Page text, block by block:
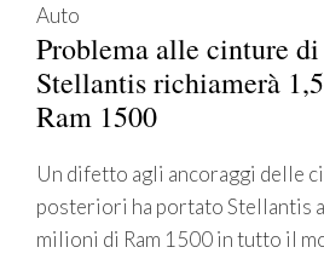
Auto
Problema alle cinture
Stellantis richiamerà
Ram 1500
Un difetto agli ancoraggi delle
posteriori ha portato Stellantis
milioni di Ram 1500 in tutto il